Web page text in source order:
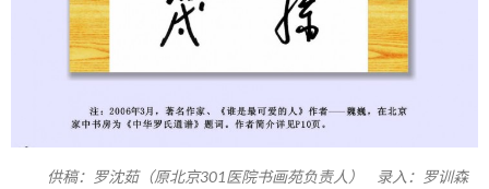
供稿：罗沈茹（原北京301医院书画苑负责人） 录入：罗训森